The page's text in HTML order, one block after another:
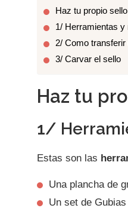
Haz tu propio
1/ Herramientas y
2/ Como
3/ Carvar el sello
Haz tu
1/
Estas son las
Una plancha de
Un set de Gubias